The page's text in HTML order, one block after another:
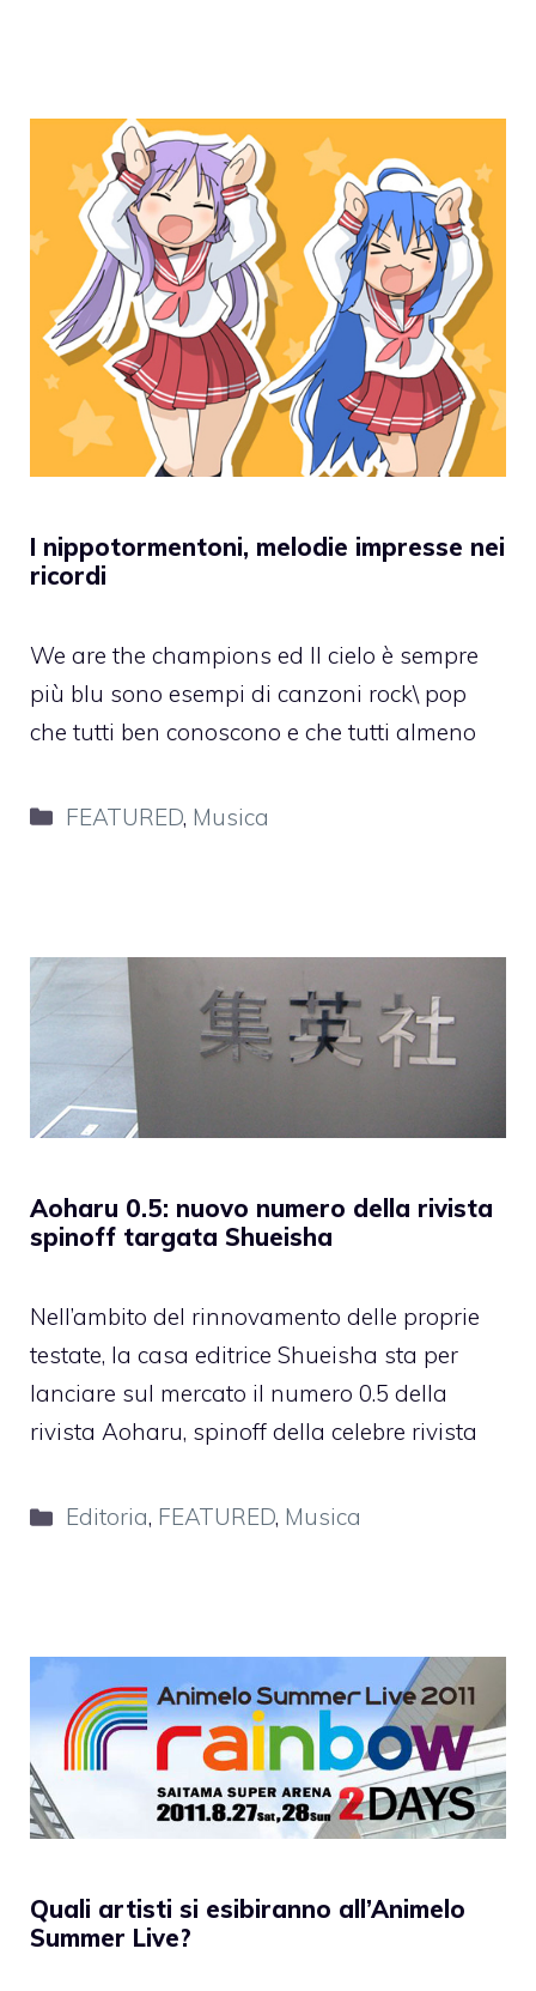
I nippotormentoni, melodie impresse nei
ricordi
We are the champions ed Il cielo è sempre
più blu sono esempi di canzoni rock\ pop
che tutti ben conoscono e che tutti almeno
Categorie
FEATURED, Musica
Aoharu 0.5: nuovo numero della rivista
spinoff targata Shueisha
Nell’ambito del rinnovamento delle proprie
testate, la casa editrice Shueisha sta per
lanciare sul mercato il numero 0.5 della
rivista Aoharu, spinoff della celebre rivista
Categorie
Editoria, FEATURED, Musica
Quali artisti si esibiranno all’Animelo
Summer Live?